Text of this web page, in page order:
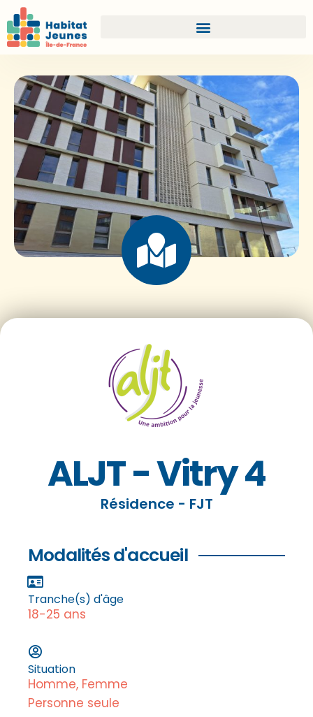
ALJT - Vitry 4
Résidence - FJT
Modalités d'accueil
Tranche(s) d'âge
18-25 ans
Situation
Homme, Femme
Personne seule